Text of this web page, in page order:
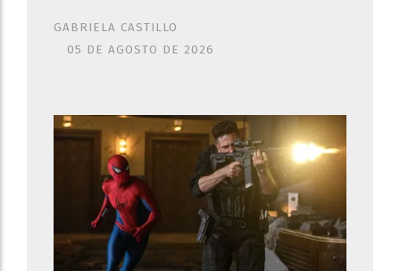
GABRIELA CASTILLO
05 DE AGOSTO DE 2026